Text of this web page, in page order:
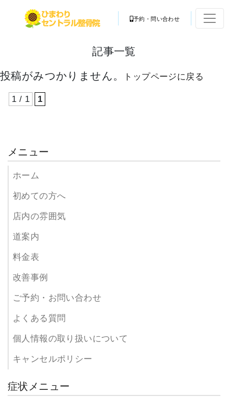
予約・問い合わせ
記事一覧
投稿がみつかりません。 トップページに戻る
1 / 1 1
メニュー
ホーム
初めての方へ
店内の雰囲気
道案内
料金表
改善事例
ご予約・お問い合わせ
よくある質問
個人情報の取り扱いについて
キャンセルポリシー
症状メニュー